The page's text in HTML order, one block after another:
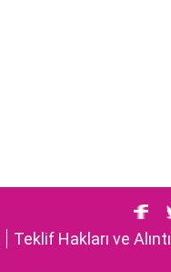
Teklif Hakları ve Alıntı